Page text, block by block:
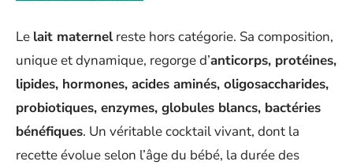
Le lait maternelreste hors catégorie. Sa composition,
unique et dynamique, regorge d’anticorps, protéines,
lipides, hormones, acides aminés, oligosaccharides,
probiotiques, enzymes, globules blancs, bactéries
bénéfiques. Un véritable cocktail vivant, dont la
recette évolue selon l’âge du bébé, la durée des